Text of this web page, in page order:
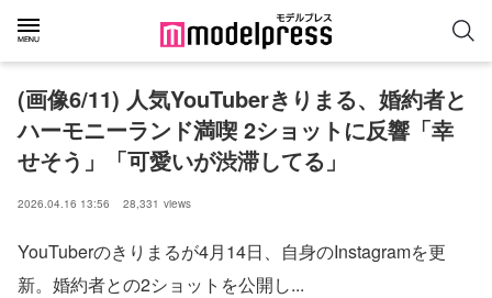
(画像6/11) 人気YouTuberきりまる、婚約者と
ハーモニーランド満喫 2ショットに反響「幸
せそう」「可愛いが渋滞してる」
2026.04.16 13:56 28,331 views
YouTuberのきりまるが4月14日、自身のInstagramを更
新。婚約者との2ショットを公開し...